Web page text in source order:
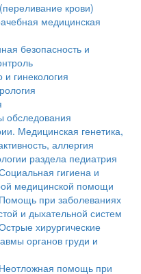
крови)
медицинская
безопасность и
гинекология
обследования
Медицинская генетика,
аллергия
раздела педиатрия
гигиена и
медицинской помощи
при заболеваниях
и дыхательной систем
хирургические
органов груди и
помощь при